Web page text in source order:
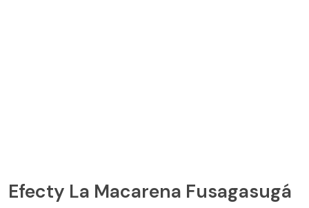
Efecty La Macarena Fusagasugá